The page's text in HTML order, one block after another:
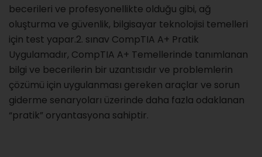
becerileri ve profesyonellikte olduğu gibi, ağ
oluşturma ve güvenlik, bilgisayar teknolojisi temelleri
için test yapar.2. sınav CompTIA A+ Pratik
Uygulamadır, CompTIA A+ Temellerinde tanımlanan
bilgi ve becerilerin bir uzantısıdır ve problemlerin
çözümü için uygulanması gereken araçlar ve sorun
giderme senaryoları üzerinde daha fazla odaklanan
“pratik” oryantasyona sahiptir.